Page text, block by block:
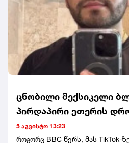
სტუმრის სტატუსით ესწრებოდა
კობახიძე. ყრილობას წინ
ბოკუჩავასა და პარტიის სხვა
ბოკუჩავამ კი, მედიასთან
საკუთარ თავს ვერ ხედავს.
ცნობილი მექსიკელი
პირდაპირი ეთერის
5 აგვისტო 13:23
როგორც BBC წერს, მას TikTok-